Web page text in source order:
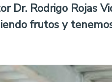
Dr. Rodrigo Rojas
frutos y